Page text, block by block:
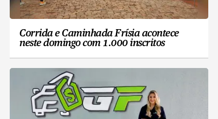
Corrida e Caminhada Frísia acontece
neste domingo com 1.000 inscritos